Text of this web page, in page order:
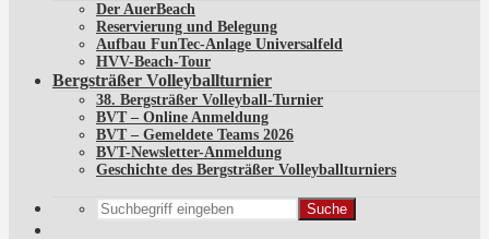
Der AuerBeach
Reservierung und Belegung
Aufbau FunTec-Anlage Universalfeld
HVV-Beach-Tour
Bergsträßer Volleyballturnier
38. Bergsträßer Volleyball-Turnier
BVT – Online Anmeldung
BVT – Gemeldete Teams 2026
BVT-Newsletter-Anmeldung
Geschichte des Bergsträßer Volleyballturniers
Suche